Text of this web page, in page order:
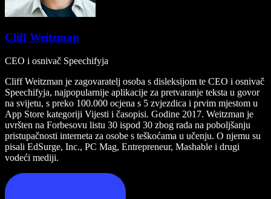
Cliff Weitzman
CEO i osnivač Speechifyja
Cliff Weitzman je zagovaratelj osoba s disleksijom te CEO i osnivač
Speechifyja, najpopularnije aplikacije za pretvaranje teksta u govor
na svijetu, s preko 100.000 ocjena s 5 zvjezdica i prvim mjestom u
App Store kategoriji Vijesti i časopisi. Godine 2017. Weitzman je
uvršten na Forbesovu listu 30 ispod 30 zbog rada na poboljšanju
pristupačnosti interneta za osobe s teškoćama u učenju. O njemu su
pisali EdSurge, Inc., PC Mag, Entrepreneur, Mashable i drugi
vodeći mediji.